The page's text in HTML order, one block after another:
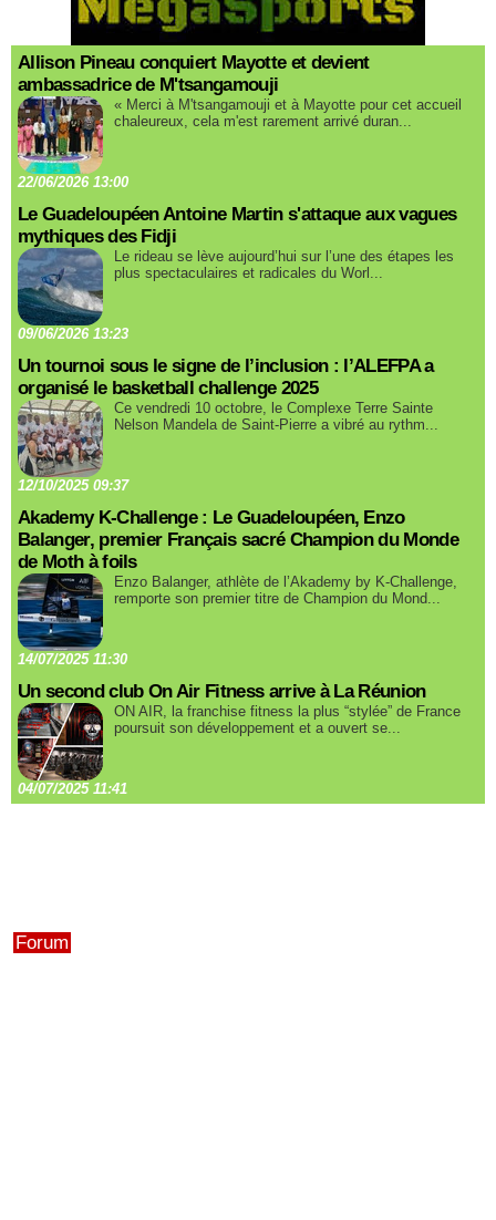
Allison Pineau conquiert Mayotte et devient
ambassadrice de M'tsangamouji
« Merci à M'tsangamouji et à Mayotte pour cet accueil
chaleureux, cela m'est rarement arrivé duran...
22/06/2026 13:00
Le Guadeloupéen Antoine Martin s'attaque aux vagues
mythiques des Fidji
Le rideau se lève aujourd’hui sur l’une des étapes les
plus spectaculaires et radicales du Worl...
09/06/2026 13:23
Un tournoi sous le signe de l’inclusion : l’ALEFPA a
organisé le basketball challenge 2025
Ce vendredi 10 octobre, le Complexe Terre Sainte
Nelson Mandela de Saint-Pierre a vibré au rythm...
12/10/2025 09:37
Akademy K-Challenge : Le Guadeloupéen, Enzo
Balanger, premier Français sacré Champion du Monde
de Moth à foils
Enzo Balanger, athlète de l’Akademy by K-Challenge,
remporte son premier titre de Champion du Mond...
14/07/2025 11:30
Un second club On Air Fitness arrive à La Réunion
ON AIR, la franchise fitness la plus “stylée” de France
poursuit son développement et a ouvert se...
04/07/2025 11:41
Forum